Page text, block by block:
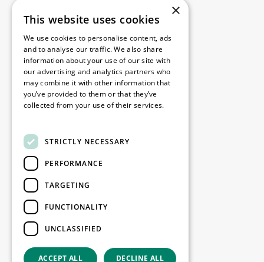
Juridique
Disclaimer
Politique de confidentialité
Cookie Policy
Contact
Restez informé
Restez à jour : inscrivez-vous à nos
newsletters Marketing
×
This website uses cookies
We use cookies to personalise content, ads
and to analyse our traffic. We also share
information about your use of our site with
our advertising and analytics partners who
may combine it with other information that
you’ve provided to them or that they’ve
collected from your use of their services.
STRICTLY NECESSARY
PERFORMANCE
TARGETING
FUNCTIONALITY
UNCLASSIFIED
ACCEPT ALL DECLINE ALL